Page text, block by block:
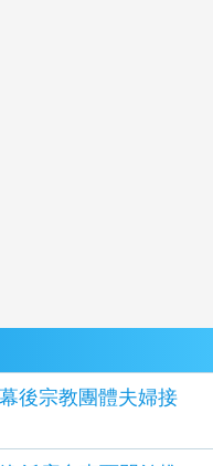
後宗教團體夫婦接